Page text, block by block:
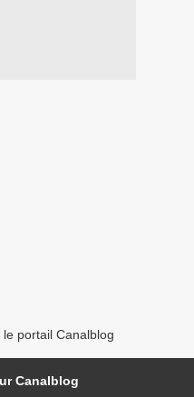
portail Canalblog
Canalblog